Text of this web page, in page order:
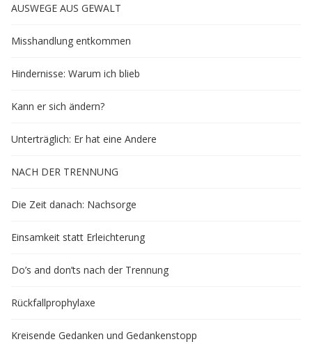
AUSWEGE AUS GEWALT
Misshandlung entkommen
Hindernisse: Warum ich blieb
Kann er sich ändern?
Unterträglich: Er hat eine Andere
NACH DER TRENNUNG
Die Zeit danach: Nachsorge
Einsamkeit statt Erleichterung
Do’s and don’ts nach der Trennung
Rückfallprophylaxe
Kreisende Gedanken und Gedankenstopp